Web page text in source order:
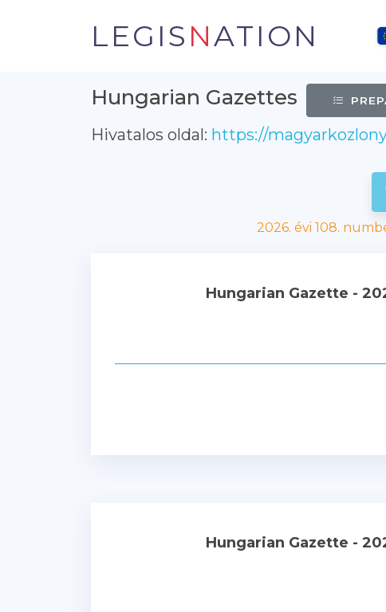
LEGIS NATION
Hungarian Gazettes
Hivatalos oldal: https://
2026. évi 108.
Hungarian Gazette -
Hungarian Gazette -